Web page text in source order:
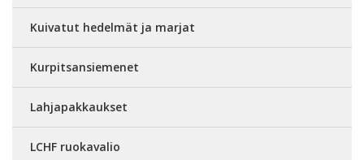
Kuivatut hedelmät ja marjat
Kurpitsansiemenet
Lahjapakkaukset
LCHF ruokavalio